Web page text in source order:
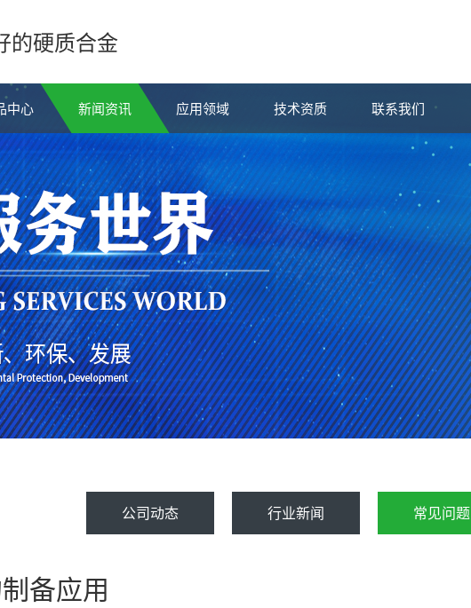
的硬质合金
中心 新闻资讯 应用领域 技术资质 联系我们
公司动态 行业新闻 常见问题
备应用